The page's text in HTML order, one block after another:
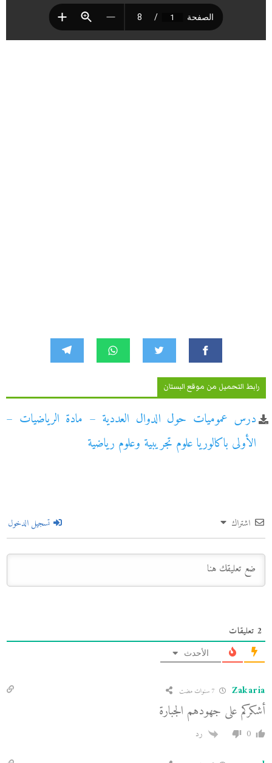
رابط التحميل من موقع البستان
درس عموميات حول الدوال العددية – مادة الرياضيات –
الأولى باكالوريا علوم تجريبية وعلوم رياضية
اشتراك تسجيل الدخول
2 تعليقات
الأحدث
Zakaria
أشكركم على جهودهم الجبارة
0 رد